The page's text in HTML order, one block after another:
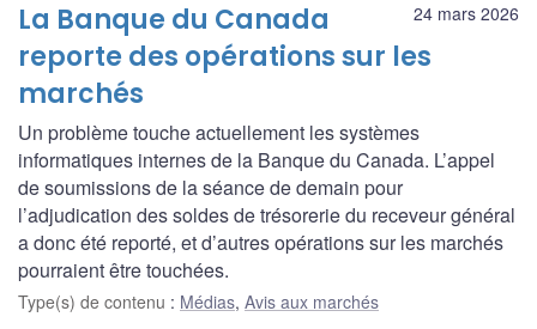
24 mars 2026
La Banque du Canada
reporte des opérations sur les
marchés
Un problème touche actuellement les systèmes
informatiques internes de la Banque du Canada. L’appel
de soumissions de la séance de demain pour
l’adjudication des soldes de trésorerie du receveur général
a donc été reporté, et d’autres opérations sur les marchés
pourraient être touchées.
Type(s) de contenu : Médias, Avis aux marchés